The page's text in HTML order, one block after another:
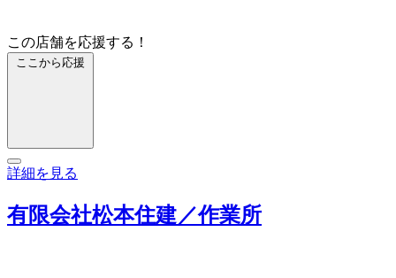
この店舗を応援する！
ここから応援
詳細を見る
有限会社松本住建／作業所